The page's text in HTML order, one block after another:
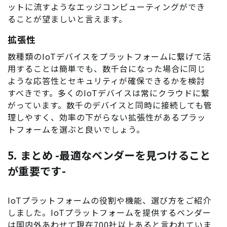
ットに流すようなエッジコンピューティングができ
ることが望ましいと言えます。
拡張性
数種類のIoTデバイスをプラットフォームに繋げて活
用することは簡単でも、数千台になった場合に同じ
ような応答性とセキュリティが確保できるかを検討
すべきです。多くのIoTデバイスは常にクラウドに繋
がっています。数千のデバイスと同時に接続しても管
理しやすく、効率の下がらない拡張性があるプラッ
トフォームを選ぶと良いでしょう。
5. まとめ -最適なベンダーを見つけること
が重要です-
IoTプラットフォームの役割や機能、選び方をご紹介
しました。IoTプラットフォームを提供するベンダー
は国内外あわせて現在700社以上あると言われていま